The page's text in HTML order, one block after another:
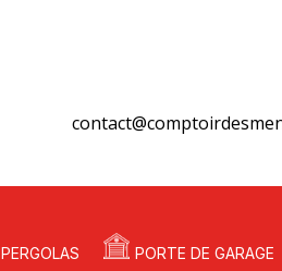
PERGOLAS PORTE DE GARAGE